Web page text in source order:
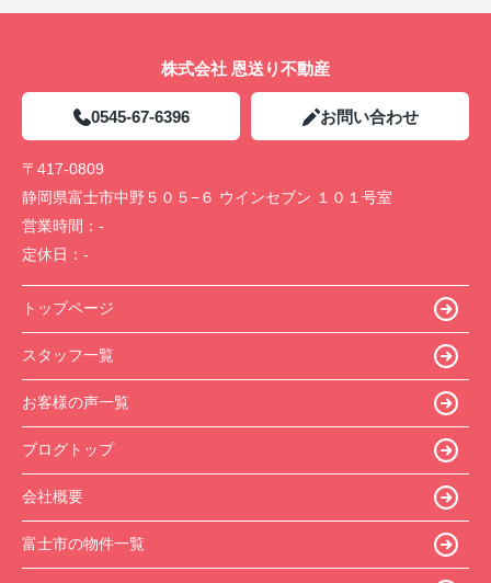
株式会社 恩送り不動産
0545-67-6396 お問い合わせ
〒417-0809
静岡県富士市中野５０５−６ ウインセブン １０１号室
営業時間： -
定休日： -
トップページ
スタッフ一覧
お客様の声一覧
ブログトップ
会社概要
富士市の物件一覧